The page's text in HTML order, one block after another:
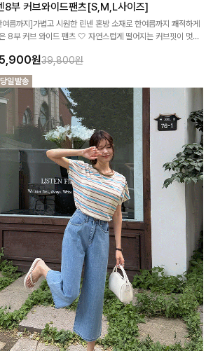
8부 커브와이드팬츠[S,M,L사이즈]
름까지]가볍고 시원한 린넨 혼방 소재로 한여름까지 쾌적하게
8부 커브 와이드 팬츠 🤍 자연스럽게 떨어지는 커브핏이 멋스
원39,800원